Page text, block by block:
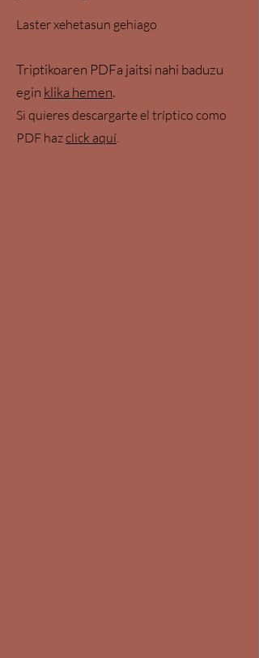
Laster xehetasun gehiago
Triptikoaren PDFa jaitsi nahi baduzu
egin klika hemen.
Si quieres descargarte el tríptico como
PDF hazclick aquí.